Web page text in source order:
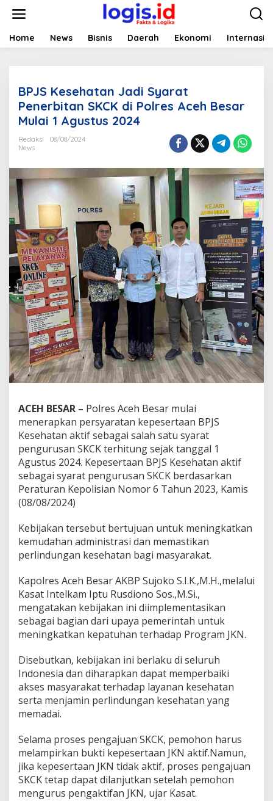
t
Home News Bisnis Daerah Ekonomi
BPJS Kesehatan Jadi Syarat
Penerbitan SKCK di Polres Aceh Besar
Mulai 1 Agustus 2024
Redaksi
08/08/2024
News
ACEH BESAR – Polres Aceh Besar mulai
menerapkan persyaratan kepesertaan BPJS
Kesehatan aktif sebagai salah satu syarat
pengurusan SKCK terhitung sejak tanggal 1
Agustus 2024. Kepesertaan BPJS Kesehatan aktif
sebagai syarat pengurusan SKCK berdasarkan
Peraturan Kepolisian Nomor 6 Tahun 2023, Kamis
(08/08/2024)
Kebijakan tersebut bertujuan untuk meningkatkan
kemudahan administrasi dan memastikan
perlindungan kesehatan bagi masyarakat.
Kapolres Aceh Besar AKBP Sujoko S.I.K.,M.H.,melalui
Kasat Intelkam Iptu Rusdiono Sos.,M.Si.,
mengatakan kebijakan ini diimplementasikan
sebagai bagian dari upaya pemerintah untuk
meningkatkan kepatuhan terhadap Program JKN.
Disebutkan, kebijakan ini berlaku di seluruh
Indonesia dan diharapkan dapat memperbaiki
akses masyarakat terhadap layanan kesehatan
serta menjamin perlindungan kesehatan yang
memadai.
Selama proses pengajuan SKCK, pemohon harus
melampirkan bukti kepesertaan JKN aktif.Namun,
jika kepesertaan JKN tidak aktif, proses pengajuan
SKCK tetap dapat dilanjutkan setelah pemohon
mengurus pengaktifan JKN, ujar Kasat.